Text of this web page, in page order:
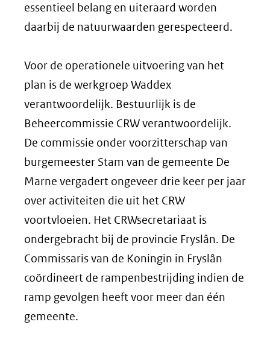
essentieel belang en uiteraard worden
daarbij de natuurwaarden gerespecteerd.
Voor de operationele uitvoering van het
plan is de werkgroep Waddex
verantwoordelijk. Bestuurlijk is de
Beheercommissie CRW verantwoordelijk.
De commissie onder voorzitterschap van
burgemeester Stam van de gemeente De
Marne vergadert ongeveer drie keer per jaar
over activiteiten die uit het CRW
voortvloeien. Het CRWsecretariaat is
ondergebracht bij de provincie Fryslân. De
Commissaris van de Koningin in Fryslân
coördineert de rampenbestrijding indien de
ramp gevolgen heeft voor meer dan één
gemeente.